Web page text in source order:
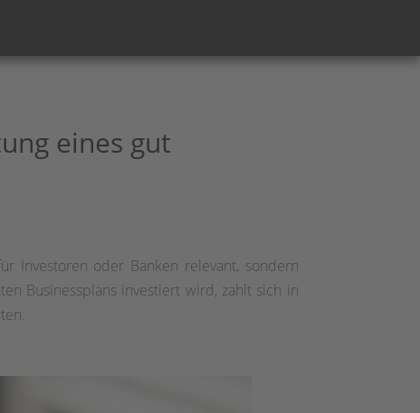
eines gut
Investoren oder Banken relevant, sondern
Businessplans investiert wird, zahlt sich in